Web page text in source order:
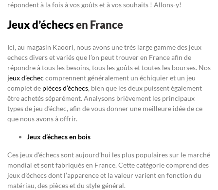
répondent à la fois à vos goûts et à vos souhaits ! Allons-y!
Jeux d’échecsen France
Ici, au magasin Kaoori, nous avons une très large gamme des jeux
echecs divers et variés que l’on peut trouver en France afin de
répondre à tous les besoins, tous les goûts et toutes les bourses. Nos
jeux d’echec comprennent généralement un échiquier et un jeu
complet de pièces d’échecs, bien que les deux puissent également
être achetés séparément. Analysons brièvement les principaux
types de jeu d’échec, afin de vous donner une meilleure idée de ce
que nous avons à offrir.
Jeux d’échecs en bois
Ces jeux d’échecs sont aujourd’hui les plus populaires sur le marché
mondial et sont fabriqués en France. Cette catégorie comprend des
jeux d’échecs dont l’apparence et la valeur varient en fonction du
matériau, des pièces et du style général.